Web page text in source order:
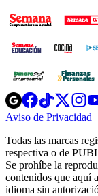
Opens
in
new
Opens
in
new
Opens
in
new
Aviso de Privacidad
Todas las marcas
respectiva o de
Se prohíbe la
contenidos que aquí
idioma sin